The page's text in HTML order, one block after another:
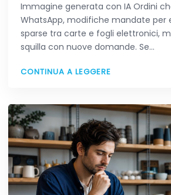
Immagine generata con IA Ordini
WhatsApp, modifiche mandate per
sparse tra carte e fogli elettronici,
squilla con nuove domande. Se…
CONTINUA A LEGGERE